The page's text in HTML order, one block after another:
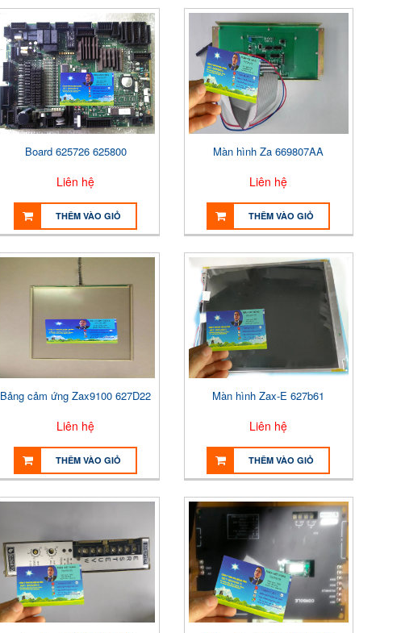
Board 625726 625800
Liên hệ
THÊM VÀO GIỎ
Màn hình Za 669807AA
Liên hệ
THÊM VÀO GIỎ
Bảng cảm ứng Zax9100 627D22
Liên hệ
THÊM VÀO GIỎ
Màn hình Zax-E 627b61
Liên hệ
THÊM VÀO GIỎ